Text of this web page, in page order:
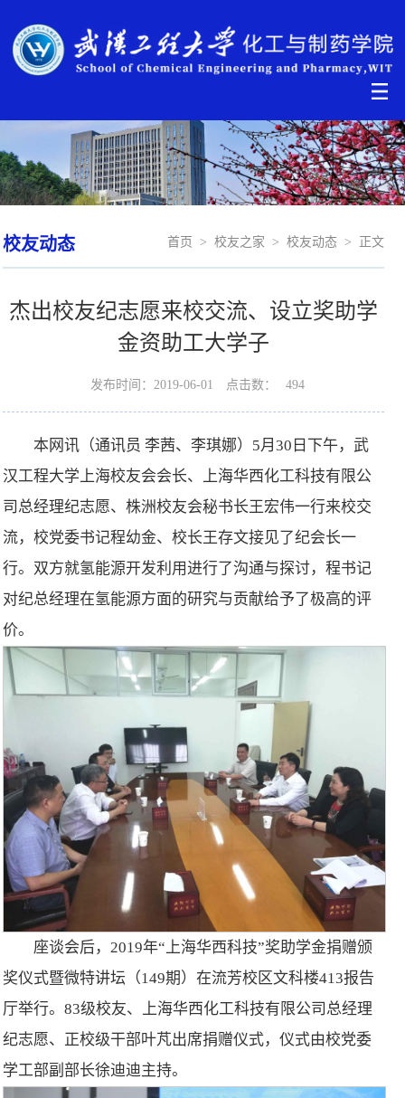
校友动态 首页 > 校友之家 > 校友动态 > 正文
杰出校友纪志愿来校交流、设立奖助学
金资助工大学子
发布时间：2019-06-01 点击数： 494
本网讯（通讯员 李茜、李琪娜）5月30日下午，武
汉工程大学上海校友会会长、上海华西化工科技有限公
司总经理纪志愿、株洲校友会秘书长王宏伟一行来校交
流，校党委书记程幼金、校长王存文接见了纪会长一
行。双方就氢能源开发利用进行了沟通与探讨，程书记
对纪总经理在氢能源方面的研究与贡献给予了极高的评
价。
座谈会后，2019年“上海华西科技”奖助学金捐赠颁
奖仪式暨微特讲坛（149期）在流芳校区文科楼413报告
厅举行。83级校友、上海华西化工科技有限公司总经理
纪志愿、正校级干部叶芃出席捐赠仪式，仪式由校党委
学工部副部长徐迪迪主持。